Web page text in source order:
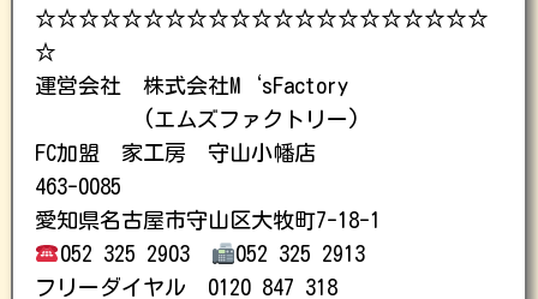
☆☆☆☆☆☆☆☆☆☆☆☆☆☆☆☆☆☆☆☆☆
☆
運営会社 株式会社M‘sFactory
(エムズファクトリー)
FC加盟 家工房 守山小幡店
463-0085
愛知県名古屋市守山区大牧町7-18-1
052 325 2903
052 325 2913
フリーダイヤル 0120 847 318